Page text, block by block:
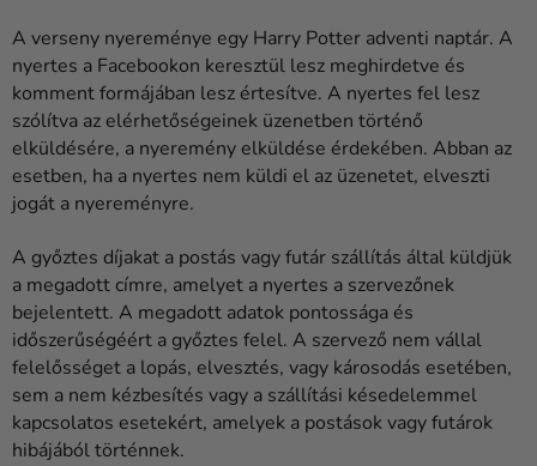
A verseny nyereménye egy Harry Potter adventi naptár. A
nyertes a Facebookon keresztül lesz meghirdetve és
komment formájában lesz értesítve. A nyertes fel lesz
szólítva az elérhetőségeinek üzenetben történő
elküldésére, a nyeremény elküldése érdekében. Abban az
esetben, ha a nyertes nem küldi el az üzenetet, elveszti
jogát a nyereményre.
A győztes díjakat a postás vagy futár szállítás által küldjük
a megadott címre, amelyet a nyertes a szervezőnek
bejelentett. A megadott adatok pontossága és
időszerűségéért a győztes felel. A szervező nem vállal
felelősséget a lopás, elvesztés, vagy károsodás esetében,
sem a nem kézbesítés vagy a szállítási késedelemmel
kapcsolatos esetekért, amelyek a postások vagy futárok
hibájából történnek.